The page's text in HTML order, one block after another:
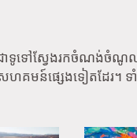
ទូទៅស្វែងរកចំណង់ចំណូល
គមន៍ផ្សេងទៀតដែរ។ ទ